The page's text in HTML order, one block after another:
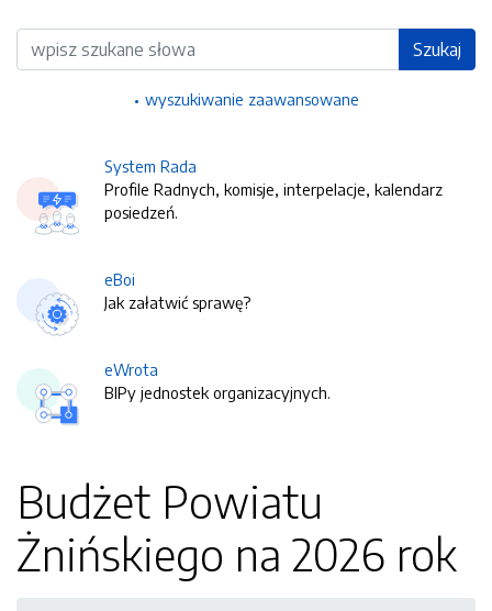
Wyszukiwarka Szukaj
wyszukiwanie zaawansowane
System Rada
Profile Radnych, komisje, interpelacje, kalendarz
posiedzeń.
eBoi
Jak załatwić sprawę?
eWrota
BIPy jednostek organizacyjnych.
Budżet Powiatu
Żnińskiego na 2026 rok